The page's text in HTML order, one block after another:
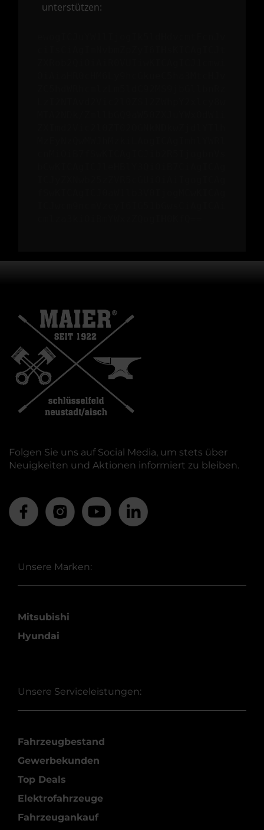
unterstützen:
Folgen Sie uns auf Social Media, um stets über
Neuigkeiten und Aktionen informiert zu bleiben.
Unsere Marken:
Mitsubishi
Hyundai
Unsere Serviceleistungen:
Fahrzeugbestand
Gewerbekunden
Top Deals
Elektrofahrzeuge
Fahrzeugankauf